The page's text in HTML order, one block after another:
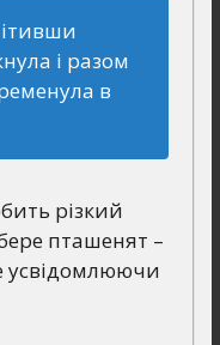
і разом
в
різкий
пташенят –
усвідомлюючи